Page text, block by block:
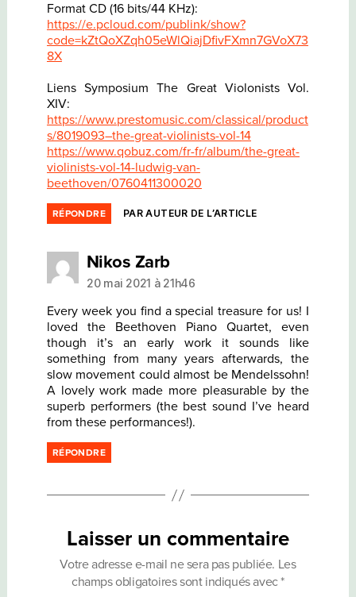
Format CD (16 bits/44 KHz):
https://e.pcloud.com/publink/show?
code=kZtQoXZqh05eWlQiajDfivFXmn7GVoX73
8X
Liens Symposium The Great Violonists Vol.
XIV:
https://www.prestomusic.com/classical/product
s/8019093–the-great-violinists-vol-14
https://www.qobuz.com/fr-fr/album/the-great-
violinists-vol-14-ludwig-van-
beethoven/0760411300020
RÉPONDRE PAR AUTEUR DE L’ARTICLE
Nikos Zarbdit :
20 mai 2021 à 21h46
Every week you find a special treasure for us! I
loved the Beethoven Piano Quartet, even
though it’s an early work it sounds like
something from many years afterwards, the
slow movement could almost be Mendelssohn!
A lovely work made more pleasurable by the
superb performers (the best sound I’ve heard
from these performances!).
RÉPONDRE
Laisser un commentaire
Votre adresse e-mail ne sera pas publiée. Les
champs obligatoires sont indiqués avec*